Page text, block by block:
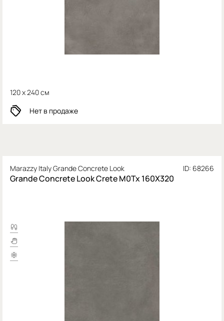
120 x 240 см
Нет в продаже
Marazzy Italy Grande Concrete Look ID: 68266
Grande Concrete Look Crete M0Tx 160X320